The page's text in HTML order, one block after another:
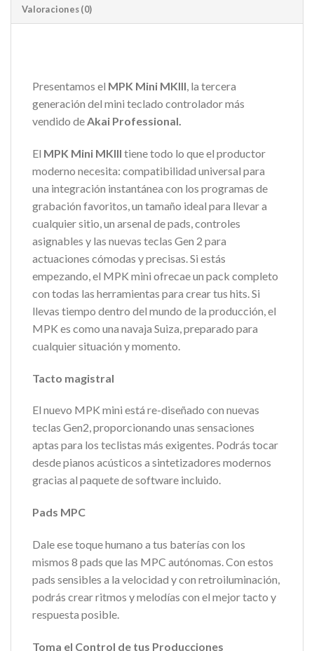
Valoraciones (0)
Presentamos el MPK Mini MKIII, la tercera
generación del mini teclado controlador más
vendido deAkai Professional.
El MPK Mini MKIII tiene todo lo que el productor
moderno necesita: compatibilidad universal para
una integración instantánea con los programas de
grabación favoritos, un tamaño ideal para llevar a
cualquier sitio, un arsenal de pads, controles
asignables y las nuevas teclas Gen 2 para
actuaciones cómodas y precisas. Si estás
empezando, el MPK mini ofrecae un pack completo
con todas las herramientas para crear tus hits. Si
llevas tiempo dentro del mundo de la producción, el
MPK es como una navaja Suiza, preparado para
cualquier situación y momento.
Tacto magistral
El nuevo MPK mini está re-diseñado con nuevas
teclas Gen2, proporcionando unas sensaciones
aptas para los teclistas más exigentes. Podrás tocar
desde pianos acústicos a sintetizadores modernos
gracias al paquete de software incluido.
Pads MPC
Dale ese toque humano a tus baterías con los
mismos 8 pads que las MPC autónomas. Con estos
pads sensibles a la velocidad y con retroiluminación,
podrás crear ritmos y melodías con el mejor tacto y
respuesta posible.
Toma el Control de tus Producciones